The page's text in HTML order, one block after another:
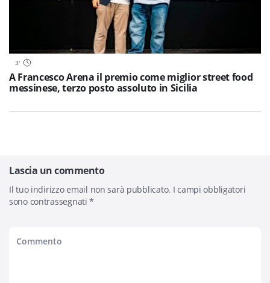
3'
A Francesco Arena il premio come miglior street food
messinese, terzo posto assoluto in Sicilia
Lascia un commento
Il tuo indirizzo email non sarà pubblicato. I campi obbligatori
sono contrassegnati*